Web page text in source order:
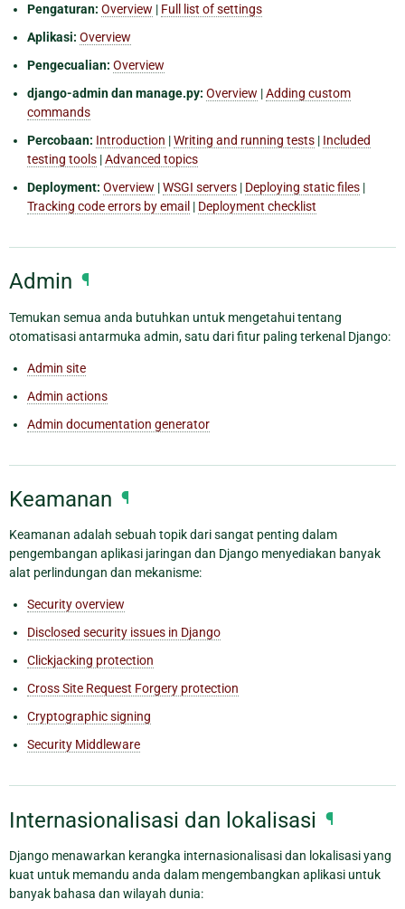
Pengaturan: Overview | Full list of settings
Aplikasi: Overview
Pengecualian: Overview
django-admin dan manage.py: Overview |Adding custom
commands
Percobaan: Introduction |Writing and running tests | Included
testing tools |Advanced topics
Deployment: Overview |WSGI servers | Deploying static files |
Tracking code errors by email | Deployment checklist
Admin ¶
Temukan semua anda butuhkan untuk mengetahui tentang
otomatisasi antarmuka admin, satu dari fitur paling terkenal Django:
Admin site
Admin actions
Admin documentation generator
Keamanan ¶
Keamanan adalah sebuah topik dari sangat penting dalam
pengembangan aplikasi jaringan dan Django menyediakan banyak
alat perlindungan dan mekanisme:
Security overview
Disclosed security issues in Django
Clickjacking protection
Cross Site Request Forgery protection
Cryptographic signing
Security Middleware
Internasionalisasi dan lokalisasi ¶
Django menawarkan kerangka internasionalisasi dan lokalisasi yang
kuat untuk memandu anda dalam mengembangkan aplikasi untuk
banyak bahasa dan wilayah dunia: